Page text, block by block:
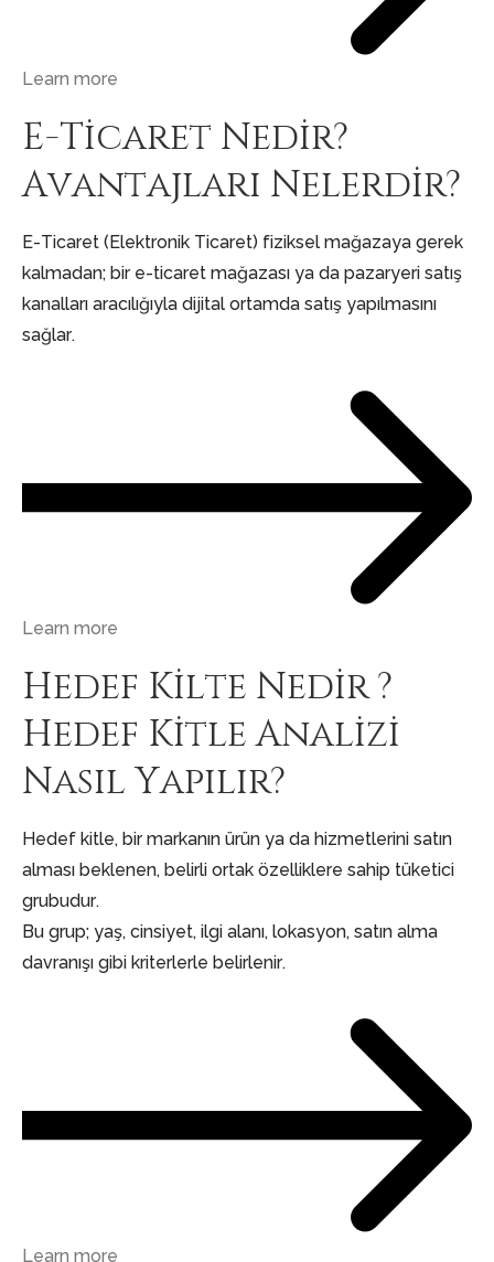
Learn more
E-Ticaret Nedir?
Avantajları Nelerdir?
E-Ticaret (Elektronik Ticaret) fiziksel mağazaya gerek
kalmadan; bir e-ticaret mağazası ya da pazaryeri satış
kanalları aracılığıyla dijital ortamda satış yapılmasını
sağlar.
Learn more
Hedef Kilte Nedir ?
Hedef Kitle Analizi
Nasıl Yapılır?
Hedef kitle, bir markanın ürün ya da hizmetlerini satın
alması beklenen, belirli ortak özelliklere sahip tüketici
grubudur.
Bu grup; yaş, cinsiyet, ilgi alanı, lokasyon, satın alma
davranışı gibi kriterlerle belirlenir.
Learn more